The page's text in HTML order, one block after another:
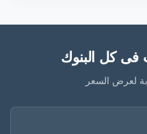
فى كل البنوك
لعرض السعر